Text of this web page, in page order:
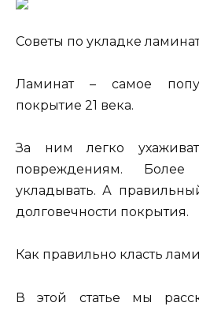
Советы по укладке
Ламинат – самое
покрытие 21 века.
За ним легко
повреждениям.
укладывать. А
долговечности покрытия.
Как правильно класть
В этой статье мы